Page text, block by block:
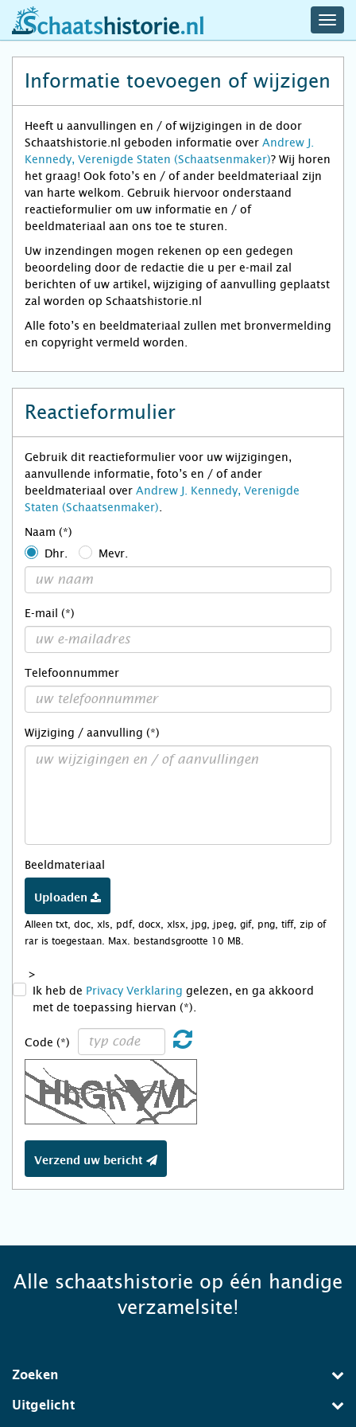
schaatshistorie.nl
Informatie toevoegen of wijzigen
Heeft u aanvullingen en / of wijzigingen in de door
Schaatshistorie.nl geboden informatie over Andrew J.
Kennedy, Verenigde Staten (Schaatsenmaker)? Wij horen
het graag! Ook foto’s en / of ander beeldmateriaal zijn
van harte welkom. Gebruik hiervoor onderstaand
reactieformulier om uw informatie en / of
beeldmateriaal aan ons toe te sturen.
Uw inzendingen mogen rekenen op een gedegen
beoordeling door de redactie die u per e-mail zal
berichten of uw artikel, wijziging of aanvulling geplaatst
zal worden op Schaatshistorie.nl
Alle foto’s en beeldmateriaal zullen met bronvermelding
en copyright vermeld worden.
Reactieformulier
Gebruik dit reactieformulier voor uw wijzigingen,
aanvullende informatie, foto’s en / of ander
beeldmateriaal over Andrew J. Kennedy, Verenigde
Staten (Schaatsenmaker)
Naam (*)
Dhr.
Mevr.
E-mail (*)
Telefoonnummer
Wijziging / aanvulling (*)
Beeldmateriaal
Uploaden
Alleen txt, doc, xls, pdf, docx, xlsx, jpg, jpeg, gif, png, tiff, zip of
rar is toegestaan. Max. bestandsgrootte 10 MB.
>
Ik heb de Privacy Verklaring gelezen, en ga akkoord
met de toepassing hiervan (*).
Code (*)
Verzend uw bericht
Alle schaatshistorie op één handige
verzamelsite!
Zoeken
Uitgelicht